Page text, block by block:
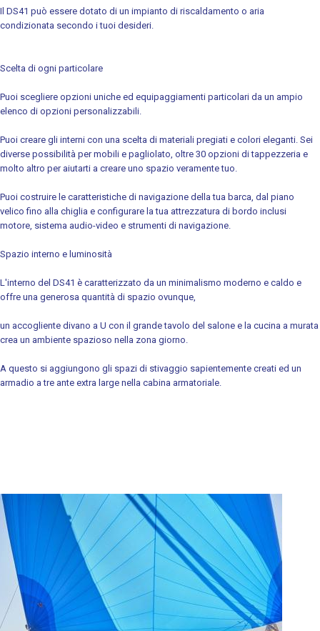
Il DS41 può essere dotato di un impianto di riscaldamento o aria
condizionata secondo i tuoi desideri.
Scelta di ogni particolare
Puoi scegliere opzioni uniche ed equipaggiamenti particolari da un ampio
elenco di opzioni personalizzabili.
Puoi creare gli interni con una scelta di materiali pregiati e colori eleganti. Sei
diverse possibilità per mobili e pagliolato, oltre 30 opzioni di tappezzeria e
molto altro per aiutarti a creare uno spazio veramente tuo.
Puoi costruire le caratteristiche di navigazione della tua barca, dal piano
velico fino alla chiglia e configurare la tua attrezzatura di bordo inclusi
motore, sistema audio-video e strumenti di navigazione.
Spazio interno e luminosità
L'interno del DS41 è caratterizzato da un minimalismo moderno e caldo e
offre una generosa quantità di spazio ovunque,
un accogliente divano a U con il grande tavolo del salone e la cucina a murata
crea un ambiente spazioso nella zona giorno.
A questo si aggiungono gli spazi di stivaggio sapientemente creati ed un
armadio a tre ante extra large nella cabina armatoriale.